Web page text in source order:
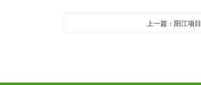
上一篇：阳江项目